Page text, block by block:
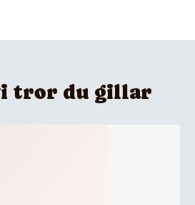
tror du gillar